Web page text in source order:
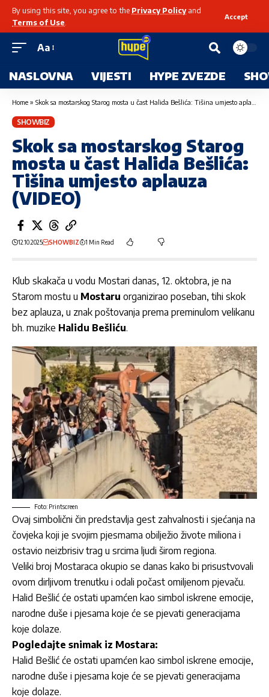
By using this site, you agree to the Privacy Policyand
Terms of Use
Accept
Aa
NASLOVNA VIJESTI HYPE ZVEZDE
Home » Skok sa mostarskog Starog mosta u čast Halida Bešlića: Tišina umjesto aplauza (VIDEO)
SHOWBIZ
Skok sa mostarskog Starog
mosta u čast Halida Bešlića:
Tišina umjesto aplauza
(VIDEO)
12.10.2025 SHOWBIZ 1 Min Read
Klub skakača u vodu Mostari danas, 12. oktobra, je na
Starom mostu u Mostaru organizirao poseban, tihi skok
bez aplauza, u znak poštovanja prema preminulom velikanu
bh. muzike Halidu Bešliću.
Foto: Printscreen
Ovaj simbolični čin predstavlja gest zahvalnosti i sjećanja na
čovjeka koji je svojim pjesmama obilježio živote miliona i
ostavio neizbrisiv trag u srcima ljudi širom regiona.
Veliki broj Mostaraca okupio se danas kako bi prisustvovali
ovom dirljivom trenutku i odali počast omiljenom pjevaču.
Halid Bešlić će ostati upamćen kao simbol iskrene emocije,
narodne duše i pjesama koje će se pjevati generacijama
koje dolaze.
Pogledajte snimak iz Mostara:
Halid Bešlić će ostati upamćen kao simbol iskrene emocije,
narodne duše i pjesama koje će se pjevati generacijama
koje dolaze.